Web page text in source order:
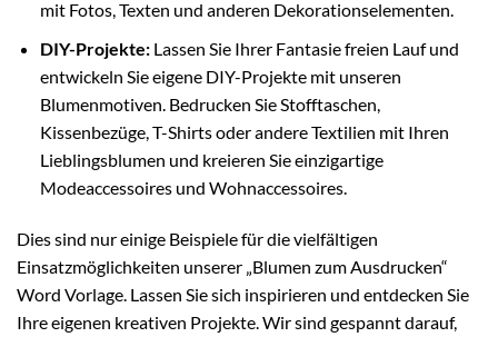
mit Fotos, Texten und anderen Dekorationselementen.
DIY-Projekte:Lassen Sie Ihrer Fantasie freien Lauf und
entwickeln Sie eigene DIY-Projekte mit unseren
Blumenmotiven. Bedrucken Sie Stofftaschen,
Kissenbezüge, T-Shirts oder andere Textilien mit Ihren
Lieblingsblumen und kreieren Sie einzigartige
Modeaccessoires und Wohnaccessoires.
Dies sind nur einige Beispiele für die vielfältigen
Einsatzmöglichkeiten unserer „Blumen zum Ausdrucken“
Word Vorlage. Lassen Sie sich inspirieren und entdecken Sie
Ihre eigenen kreativen Projekte. Wir sind gespannt darauf,